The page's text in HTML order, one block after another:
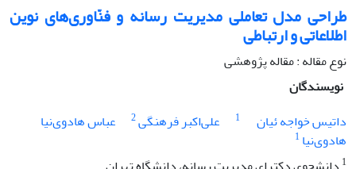
طراحی مدل تعاملی مدیریت رسانه و فنّاوری‌های نوین
اطلاعاتی و ارتباطی
نوع مقاله : مقاله پژوهشی
نویسندگان
داتیس خواجه ئیان
1 علی‌اکبر فرهنگی2
عباس هادوی‌نیا
هادوی‌نیا 1
1